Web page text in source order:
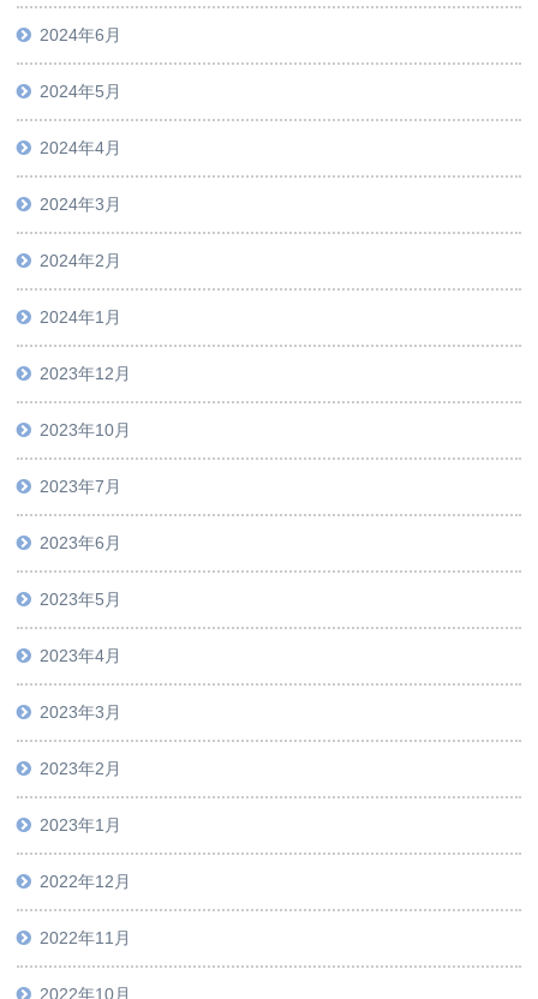
2024年6月
2024年5月
2024年4月
2024年3月
2024年2月
2024年1月
2023年12月
2023年10月
2023年7月
2023年6月
2023年5月
2023年4月
2023年3月
2023年2月
2023年1月
2022年12月
2022年11月
2022年10月